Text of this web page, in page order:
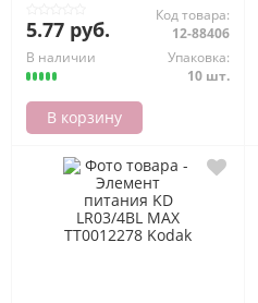
5.77 руб.
Код товара:
12-88406
В наличии
Упаковка:
10 шт.
В корзину